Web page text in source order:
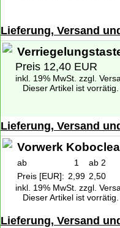
Lieferung, Versand
Preis 12,40 EUR
inkl. 19% MwSt. zzgl.
Dieser Artikel ist vorrätig. Die Lieferzeit beträgt 1-2 Werktage deutschlandweit. Weitere
Lieferung, Versand
ab 1
ab 2
Preis [EUR]: 2,99 2,50
inkl. 19% MwSt. zzgl.
Dieser Artikel ist vorrätig. Die Lieferzeit beträgt 1-2 Werktage deutschlandweit. Weitere
Lieferung, Versand